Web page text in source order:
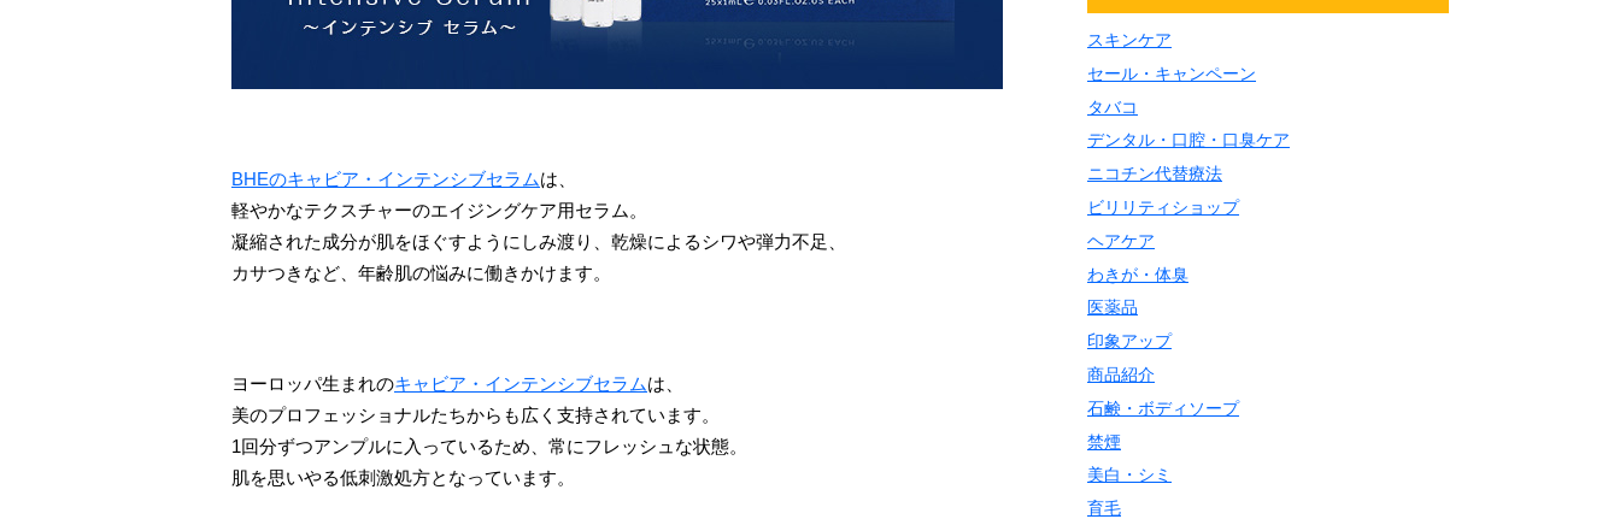
BHEのキャビア・インテンシブセラムは、
軽やかなテクスチャーのエイジングケア用セラム。
凝縮された成分が肌をほぐすようにしみ渡り、乾燥によるシワや弾力不足、
カサつきなど、年齢肌の悩みに働きかけます。
ヨーロッパ生まれのキャビア・インテンシブセラムは、
美のプロフェッショナルたちからも広く支持されています。
1回分ずつアンプルに入っているため、常にフレッシュな状態。
肌を思いやる低刺激処方となっています。
スキンケア
セール・キャンペーン
タバコ
デンタル・口腔・口臭ケア
ニコチン代替療法
ビリリティショップ
ヘアケア
わきが・体臭
医薬品
印象アップ
商品紹介
石鹸・ボディソープ
禁煙
美白・シミ
育毛